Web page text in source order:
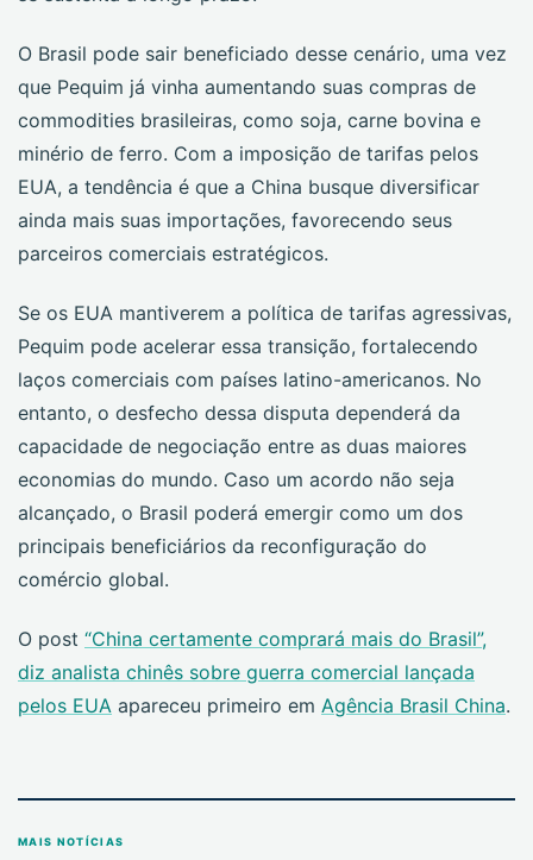
O Brasil pode sair beneficiado desse cenário, uma vez
que Pequim já vinha aumentando suas compras de
commodities brasileiras, como soja, carne bovina e
minério de ferro. Com a imposição de tarifas pelos
EUA, a tendência é que a China busque diversificar
ainda mais suas importações, favorecendo seus
parceiros comerciais estratégicos.
Se os EUA mantiverem a política de tarifas agressivas,
Pequim pode acelerar essa transição, fortalecendo
laços comerciais com países latino-americanos. No
entanto, o desfecho dessa disputa dependerá da
capacidade de negociação entre as duas maiores
economias do mundo. Caso um acordo não seja
alcançado, o Brasil poderá emergir como um dos
principais beneficiários da reconfiguração do
comércio global.
O post “China certamente comprará mais do Brasil”,
diz analista chinês sobre guerra comercial lançada
pelos EUA apareceu primeiro em Agência Brasil China.
MAIS NOTÍCIAS